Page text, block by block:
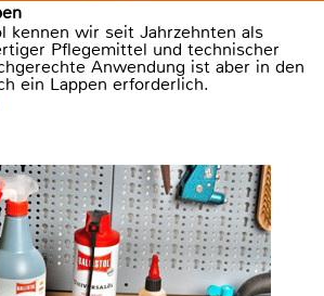
kennen wir seit Jahrzehnten als
Pflegemittel und technischer
Anwendung ist aber in den
ein Lappen erforderlich.